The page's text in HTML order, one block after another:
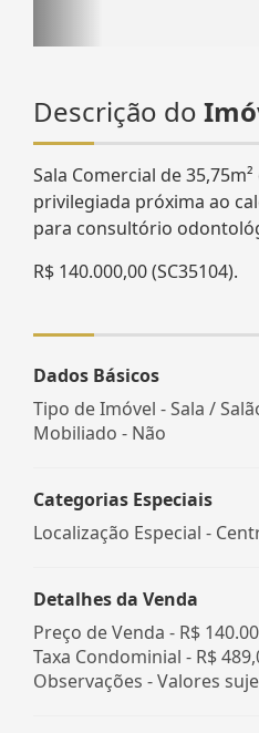
Descrição do
Sala Comercial de
privilegiada próxima ao
para consultório
R$ 140.000,00 (SC35104).
Dados Básicos
Tipo de Imóvel - Sala /
Mobiliado - Não
Categorias Especiais
Localização Especial -
Detalhes da Venda
Preço de Venda - R$
Taxa Condominial - R$
Observações - Valores